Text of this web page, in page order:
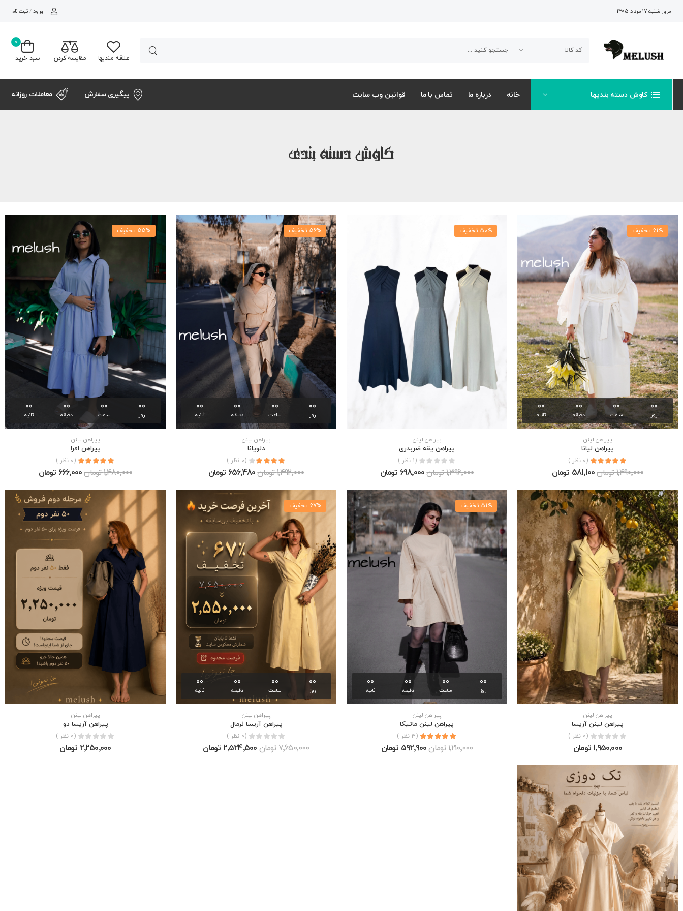
امروز شنبه 17 مرداد 1405 ورود / ثبت نام
علاقه مندیها مقایسه کردن
0
سبد خرید
کاوش دسته بندیها خانه درباره ما تماس با ما قوانین وب سایت پیگیری سفارش معاملات روزانه
کاوش دسته بندی
00
روز
00
ساعت
00
دقیقه
00
ثانیه
61% تخفیف
پیراهن لینن
پیراهن لیانا
(0 نظر )
1٬490٬000 تومان 581٬100 تومان
50% تخفیف
پیراهن لینن
پیراهن یقه ضربدری
(1 نظر )
1٬396٬000 تومان 698٬000 تومان
00
روز
00
ساعت
00
دقیقه
00
ثانیه
56% تخفیف
پیراهن لینن
دلويانا
(0 نظر )
1٬492٬000 تومان 656٬480 تومان
00
روز
00
ساعت
00
دقیقه
00
ثانیه
55% تخفیف
پیراهن لینن
پيراهن افرا
(0 نظر )
1٬480٬000 تومان 666٬000 تومان
پیراهن لینن
پیراهن لینن آریسا
(0 نظر )
1٬950٬000 تومان
00
روز
00
ساعت
00
دقیقه
00
ثانیه
51% تخفیف
پیراهن لینن
پيراهن لينن ماتيكا
(3 نظر )
1٬210٬000 تومان 592٬900 تومان
00
روز
00
ساعت
00
دقیقه
00
ثانیه
67% تخفیف
پیراهن لینن
پيراهن آريسا نرمال
(0 نظر )
7٬650٬000 تومان 2٬524٬500 تومان
پیراهن لینن
پيراهن آريسا دو
(0 نظر )
2٬250٬000 تومان